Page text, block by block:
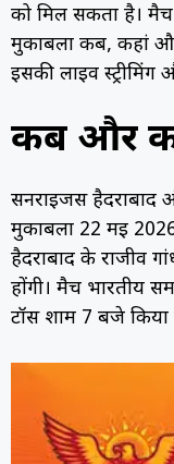
को मिल सकता है।
मुकाबला कब, कहां
इसकी लाइव
कब और
सनराइजर्स
मुकाबला 22 मई
हैदराबाद के राजीव
होंगी। मैच भारतीय
टॉस शाम 7 बजे किया